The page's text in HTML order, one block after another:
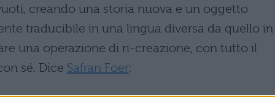
creando una storia nuova e un oggetto
traducibile in una lingua diversa da quello in
una operazione di ri-creazione, con tutto il
sé. Dice Safran Foer: